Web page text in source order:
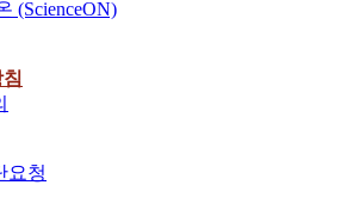
(ScienceON)
요청